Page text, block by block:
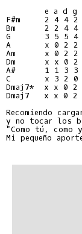
F#m     2 4 4 2
Bm      2 2 4 4
G       3 5 5 4
A       x 0 2 2
Am      x 0 2 2
Dm      x x 0 2
A#      1 1 3 3
C       x 3 2 0
Dmaj7*  x x 0 2
Dmaj7   x x 0 2
Recomiendo
y no tocar los
"Como tú,
Mi pequeño